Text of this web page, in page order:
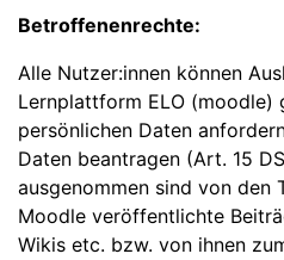
Betroffenenrechte:
Alle Nutzer:innen können
Lernplattform ELO (moodle)
persönlichen Daten
Daten beantragen (Art. 15
ausgenommen sind von den
Moodle veröffentlichte
Wikis etc. bzw. von ihnen